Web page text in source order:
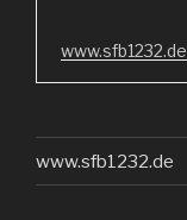
www.sfb1232.de
www.sfb1232.de